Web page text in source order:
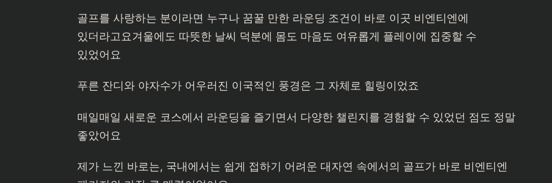
골프를 사랑하는 분이라면 누구나 꿈꿀 만한 라운딩 조건이 바로 이곳 비엔티엔에
있더라고요겨울에도 따뜻한 날씨 덕분에 몸도 마음도 여유롭게 플레이에 집중할 수
있었어요
푸른 잔디와 야자수가 어우러진 이국적인 풍경은 그 자체로 힐링이었죠
매일매일 새로운 코스에서 라운딩을 즐기면서 다양한 챌린지를 경험할 수 있었던 점도 정말
좋았어요
제가 느낀 바로는, 국내에서는 쉽게 접하기 어려운 대자연 속에서의 골프가 바로 비엔티엔